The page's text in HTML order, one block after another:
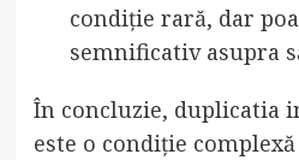
condiție rară, dar
semnificativ asupra
În concluzie, duplicatia
este o condiție